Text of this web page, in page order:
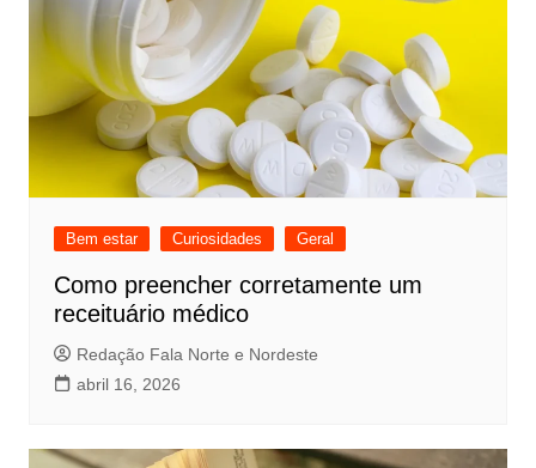
Bem estar Curiosidades Geral
Como preencher corretamente um
receituário médico
Redação Fala Norte e Nordeste
abril 16, 2026